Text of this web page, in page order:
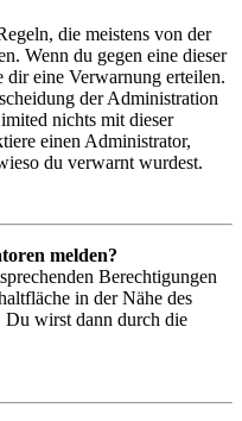
die meistens von der
Wenn du gegen eine dieser
dir eine Verwarnung erteilen.
der Administration
nichts mit dieser
einen Administrator,
du verwarnt wurdest.
melden?
Berechtigungen
in der Nähe des
Du wirst dann durch die